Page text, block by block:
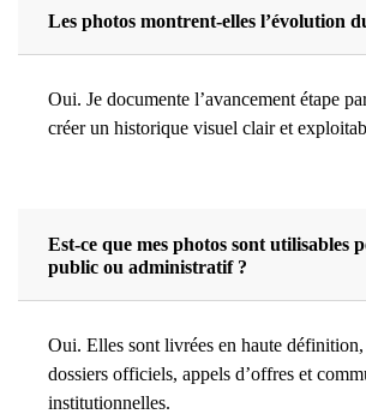
Les photos montrent-elles l’évolution
Oui. Je documente l’avancement étape
créer un historique visuel clair et
Est-ce que mes photos sont utilisables
public ou administratif ?
Oui. Elles sont livrées en haute
dossiers officiels, appels d’offres et
institutionnelles.